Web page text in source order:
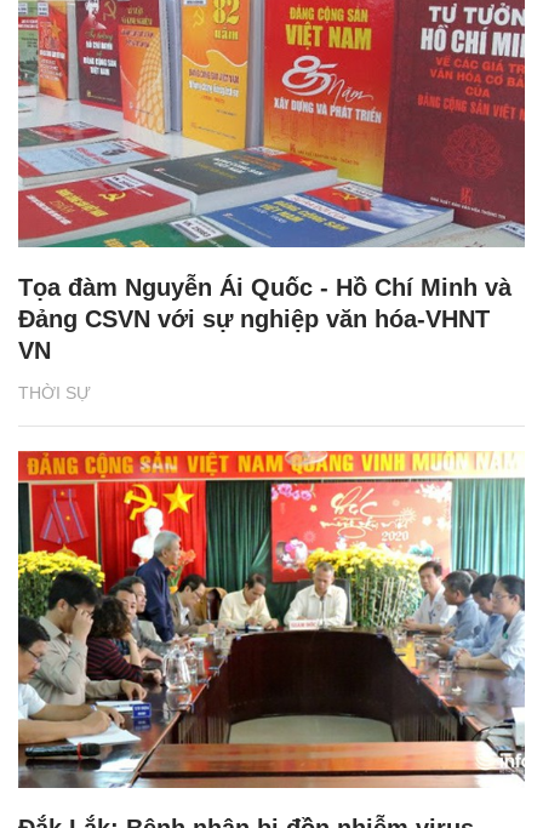
THỜI SỰ
Tọa đàm Nguyễn Ái Quốc - Hồ Chí Minh và
Đảng CSVN với sự nghiệp văn hóa-VHNT
VN